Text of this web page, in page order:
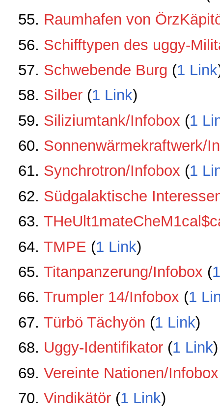
Raumhafen von
Schifftypen des uggy-
Schwebende Burg ‏‎ (1 Link
Silber‏‎ (1 Link)
Siliziumtank/Infobox ‏‎ (1
Sonnenwärmekraftwerk/
Synchrotron/Infobox ‏‎ (1
Südgalaktische
TMPE ‏‎ (1 Link)
Titanpanzerung/Infobox ‏‎ (
Trumpler 14/Infobox ‏‎ (1
Türbö Tächyön ‏‎ (1 Link)
Uggy-Identifikator‏‎ (1 Link)
Vereinte Nationen/Infobox
Vindikätör‏‎ (1 Link)